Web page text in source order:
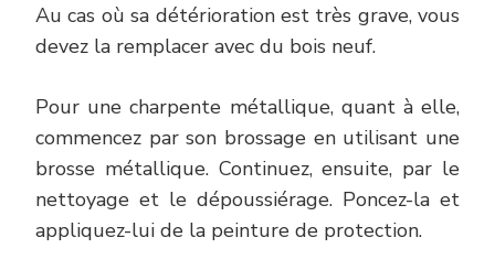
Au cas où sa détérioration est très grave, vous
devez la remplacer avec du bois neuf.
Pour une charpente métallique, quant à elle,
commencez par son brossage en utilisant une
brosse métallique. Continuez, ensuite, par le
nettoyage et le dépoussiérage. Poncez-la et
appliquez-lui de la peinture de protection.